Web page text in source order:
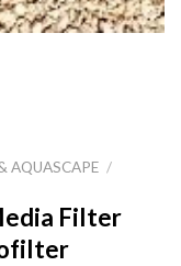
AQUASCAPE /
Filter